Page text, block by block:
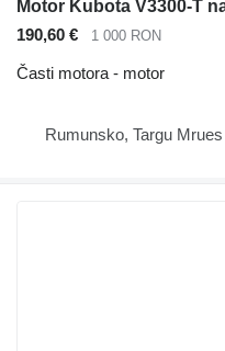
190,60 € 1 000 RON
Časti motora - motor
Rumunsko, Targu Mrues